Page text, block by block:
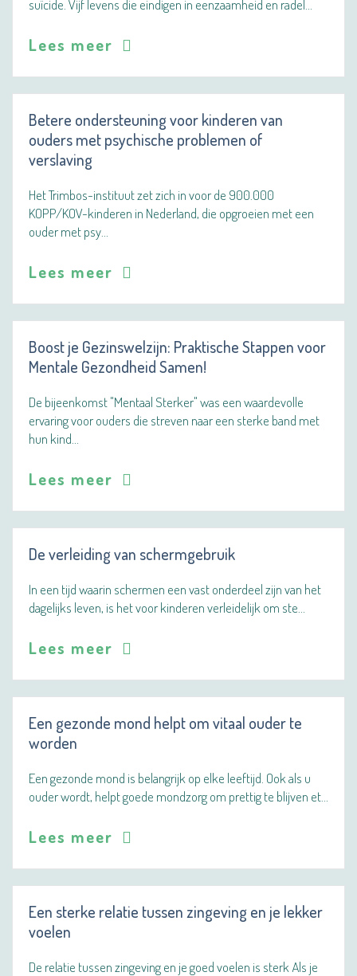
suïcide. Vijf levens die eindigen in eenzaamheid en radel…
Lees meer
Betere ondersteuning voor kinderen van
ouders met psychische problemen of
verslaving
Het Trimbos-instituut zet zich in voor de 900.000
KOPP/KOV-kinderen in Nederland, die opgroeien met een
ouder met psy…
Lees meer
Boost je Gezinswelzijn: Praktische Stappen voor
Mentale Gezondheid Samen!
De bijeenkomst "Mentaal Sterker" was een waardevolle
ervaring voor ouders die streven naar een sterke band met
hun kind…
Lees meer
De verleiding van schermgebruik
In een tijd waarin schermen een vast onderdeel zijn van het
dagelijks leven, is het voor kinderen verleidelijk om ste…
Lees meer
Een gezonde mond helpt om vitaal ouder te
worden
Een gezonde mond is belangrijk op elke leeftijd. Ook als u
ouder wordt, helpt goede mondzorg om prettig te blijven et…
Lees meer
Een sterke relatie tussen zingeving en je lekker
voelen
De relatie tussen zingeving en je goed voelen is sterk Als je